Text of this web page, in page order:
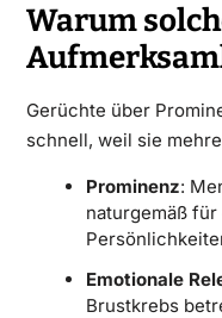
Warum
Gerüchte über
schnell, weil sie
Prominenz:
naturgemäß
Emotionale
Brustkrebs